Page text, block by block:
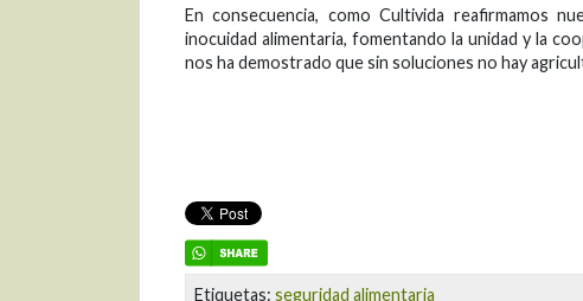
En consecuencia, como Cultivida reafirmamos
inocuidad alimentaria, fomentando la unidad y la
nos ha demostrado que sin soluciones no hay
Etiquetas: seguridad alimentaria